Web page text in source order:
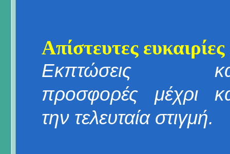
Απίστευτες ευκαιρίες
Εκπτώσεις
προσφορές μέχρι
την τελευταία στιγμή.